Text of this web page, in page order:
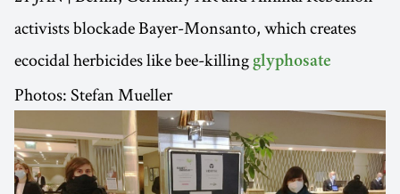
activists blockade Bayer-Monsanto, which creates
ecocidal herbicides like bee-killing glyphosate
Photos: Stefan Mueller